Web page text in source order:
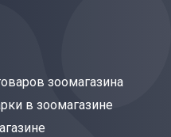
зоомагазина
в зоомагазине